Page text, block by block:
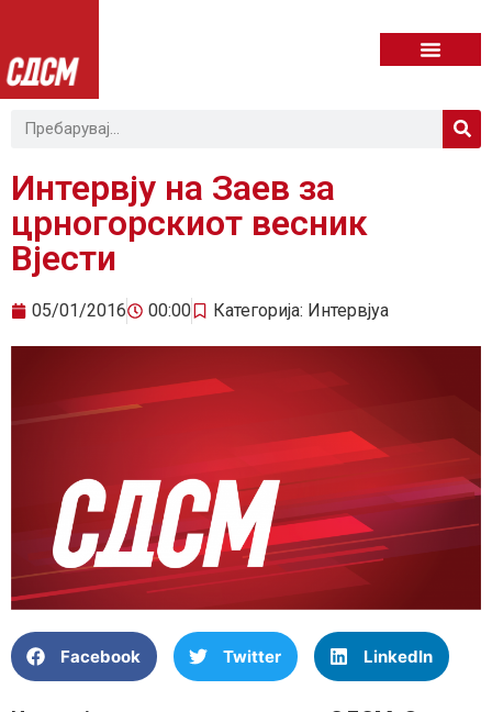
Интервју на Заев за
црногорскиот весник
Вјести
05/01/2016 00:00 Категорија: Интервјуа
Facebook Twitter LinkedIn